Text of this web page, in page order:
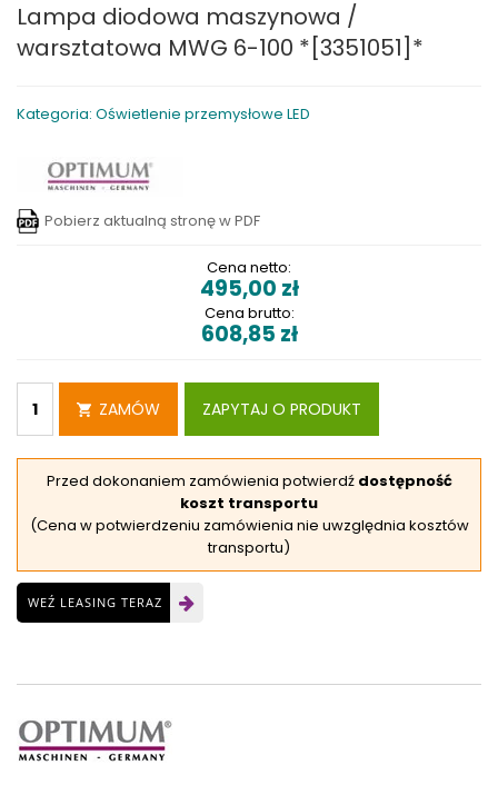
Lampa diodowa maszynowa /
warsztatowa MWG 6-100 *[3351051]*
Kategoria: Oświetlenie przemysłowe LED
Pobierz aktualną stronę w PDF
Cena netto:
495,00 zł
Cena brutto:
608,85 zł
ZAMÓW ZAPYTAJ O PRODUKT
Przed dokonaniem zamówienia potwierdź dostępność
koszt transportu
(Cena w potwierdzeniu zamówienia nie uwzględnia kosztów
transportu)
WEŹ LEASING TERAZ